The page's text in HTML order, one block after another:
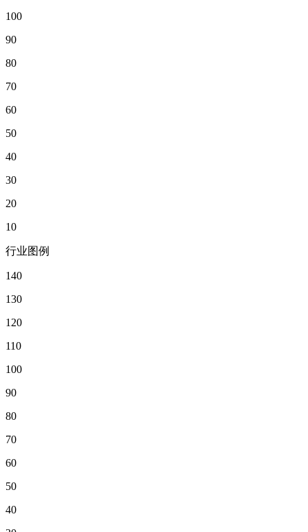
100
90
80
70
60
50
40
30
20
10
行业图例
140
130
120
110
100
90
80
70
60
50
40